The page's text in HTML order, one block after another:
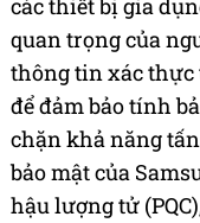
các thiết bị gia
quan trọng của
thông tin xác
để đảm bảo tính
chặn khả năng
bảo mật của
hậu lượng tử